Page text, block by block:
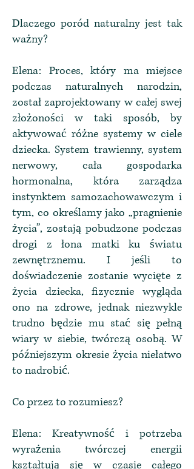
Dlaczego poród naturalny jest tak
ważny?
Elena: Proces, który ma miejsce
podczas naturalnych narodzin,
został zaprojektowany w całej swej
złożoności w taki sposób, by
aktywować różne systemy w ciele
dziecka. System trawienny, system
nerwowy, cała gospodarka
hormonalna, która zarządza
instynktem samozachowawczym i
tym, co określamy jako „pragnienie
życia”, zostają pobudzone podczas
drogi z łona matki ku światu
zewnętrznemu. I jeśli to
doświadczenie zostanie wycięte z
życia dziecka, fizycznie wygląda
ono na zdrowe, jednak niezwykle
trudno będzie mu stać się pełną
wiary w siebie, twórczą osobą. W
późniejszym okresie życia niełatwo
to nadrobić.
Co przez to rozumiesz?
Elena: Kreatywność i potrzeba
wyrażenia twórczej energii
kształtują się w czasie całego